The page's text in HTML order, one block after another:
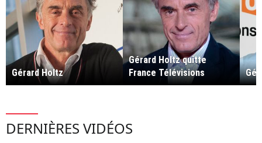
Gérard Holtz
Gérard Holtz quitte
France Télévisions
DERNIÈRES VIDÉOS